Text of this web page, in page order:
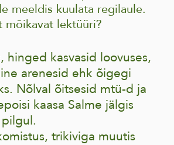
meeldis kuulata regilaule.
mõikavat lektüüri?
hinged kasvasid loovuses,
arenesid ehk õigegi
Nõlval õitsesid mtü-d ja
kaasa Salme jälgis
trikiviga muutis